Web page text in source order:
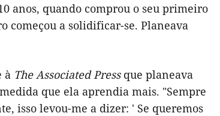
anos, quando comprou o seu primeiro
começou a solidificar-se. Planeava
à The Associated Pressque planeava
que ela aprendia mais. "Sempre
isso levou-me a dizer: ' Se queremos